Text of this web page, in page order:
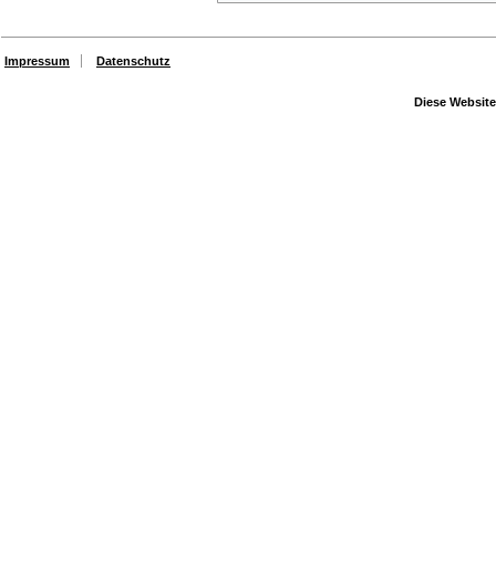
Impressum Datenschutz
Diese